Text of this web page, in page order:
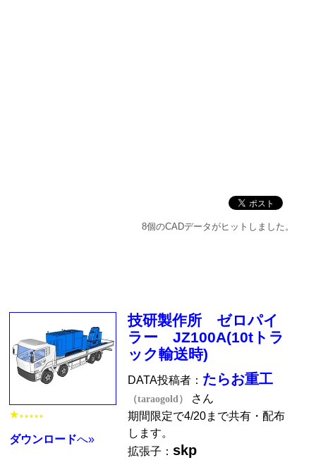
8個のCADデータがヒットしました。
★ ★★★★★
ダウンロードへ»
技研製作所 ゼロパイ
ラー JZ100A(10tトラ
ック輸送時)
DATA投稿者： たらお重工
（taraogold）
さん
期間限定で4/20まで共有・配布
します。
拡張子：skp